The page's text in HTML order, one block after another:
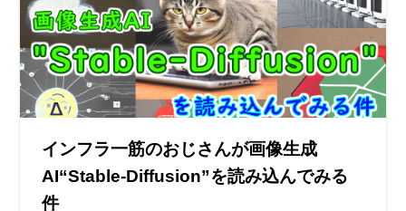
インフラ一筋のおじさんが画像生成
AI“Stable-Diffusion”を読み込んでみる
件